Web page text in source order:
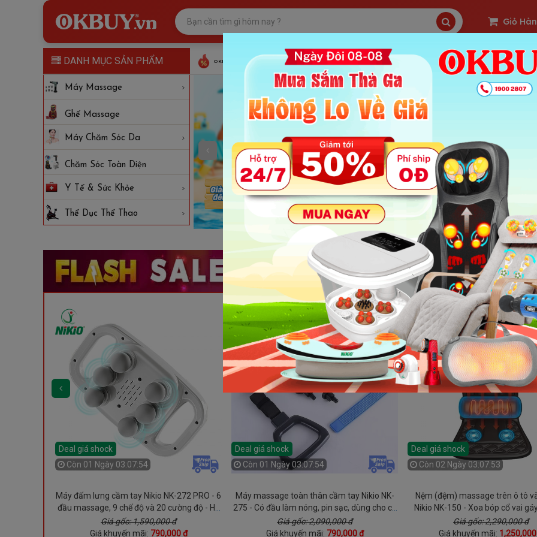
Giỏ
DANH MỤC SẢN PHẨM
Máy Massage
Ghế Massage
Máy Chăm Sóc Da
Chăm Sóc Toàn Diện
Y Tế & Sức Khỏe
Thể Dục Thể Thao
OKBUY DEAL Thanh Lý | Nhu Cầu | Quà Tặng
Deal giá shock
Còn 01 Ngày 03:07:52
Máy đấm lưng cầm tay Nikio NK-272 PRO - 6
đầu massage, 9 chế độ và 20 cường độ - Hỗ
trợ giảm đau nhức mỏi nhanh chóng
Giá gốc: 1,590,000 đ
Giá khuyến mãi: 790,000 đ
Deal giá shock
Còn 01 Ngày 03:07:52
Máy massage toàn thân cầm tay Nikio NK-
275 - Có đầu làm nóng, pin sạc, dùng cho cổ
vai gáy và lưng
Giá gốc: 2,090,000 đ
Giá khuyến mãi: 790,000 đ
Deal giá shock
Còn 02 Ngày 03:07:51
Nệm (đệm) massage trên ô tô
Nikio NK-150 - Xoa bóp cổ vai
nhiệt nóng lưng và rung toàn
Giá gốc: 2,290,000 đ
Giá khuyến mãi: